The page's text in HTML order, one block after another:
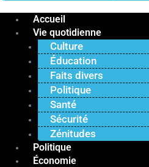
Accueil
Vie quotidienne
Culture
Éducation
Faits divers
Politique
Santé
Sécurité
Zénitudes
Politique
Économie